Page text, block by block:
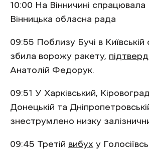
10:00 На Вінничині
Вінницька обласна рада
09:55 Поблизу Бучі в
збила ворожу ракету,
Анатолій Федорук.
09:51 У Харківський,
Донецькій та
знеструмлено низку
09:45 Третій вибух у